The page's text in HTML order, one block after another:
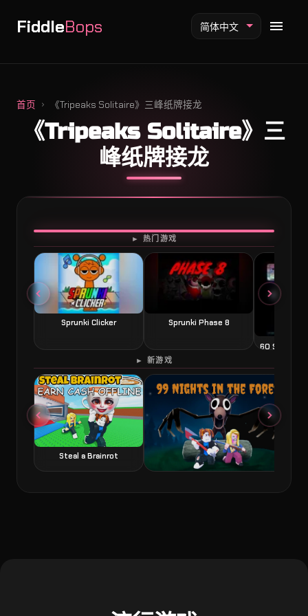
FiddleBops
Fiddlebops 模组
Incredibox 模组
Sprunki 模组
简体中文
首页 《Tripeaks Solitaire》三峰纸牌接龙
《Tripeaks Solitaire》三
峰纸牌接龙
► 热门游戏
Sprunki Clicker Sprunki Phase 8
60 Second
开始游戏
► 新游戏
Steal a Brainrot